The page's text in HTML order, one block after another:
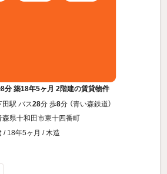
分 築18年5ヶ月 2階建の賃貸物件
田駅 バス28分 歩8分 （青い森鉄道）
森県十和田市東十四番町
/ 18年5ヶ月 / 木造